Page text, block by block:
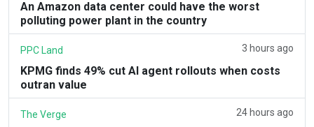
An Amazon data center could have the worst
polluting power plant in the country
PPC Land 3 hours ago
KPMG finds 49% cut AI agent rollouts when costs
outran value
The Verge 24 hours ago